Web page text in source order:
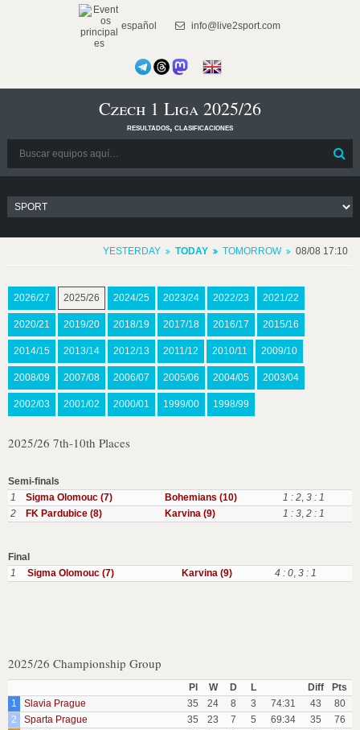
español info@live2sport.com
Czech 1 Liga 2025/26
resultados, clasificaciones
YESTERDAY TODAY TOMORROW 08/08 17:10
2026/27 2025/26 2024/25 2023/24 2022/23 2021/22
2020/21 2019/20 2018/19 2017/18 2016/17 2015/16
2014/15 2013/14 2012/13 2011/12 2010/11 2009/10
2008/09 2007/08 2006/07 2005/06 2004/05 2003/04
2002/03 2001/02 2000/01 1999/00 1998/99
2025/26 7th-10th Places
Semi-finals
1
Sigma Olomouc (7) Bohemians (10) 1 : 2, 3 : 1
2
FK Pardubice (8) Karvina (9) 1 : 3, 2 : 1
Final
1
Sigma Olomouc (7) Karvina (9) 4 : 0, 3 : 1
2025/26 Championship Group
Pl W D L Diff
Pts
1
Slavia Prague 35 24 8 3 74:31 43
80
2
Sparta Prague 35 23 7 5 69:34 35
76